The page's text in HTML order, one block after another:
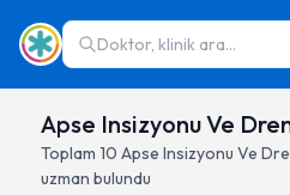
Doktor, klinik ara...
Apse Insizyonu Ve
Toplam 10 Apse Insizyonu Ve
uzman bulundu